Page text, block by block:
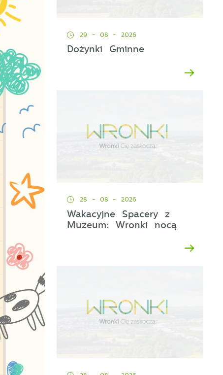
29 - 08 - 2026
Dożynki Gminne
28 - 08 - 2026
Wakacyjne Spacery z
Muzeum: Wronki nocą